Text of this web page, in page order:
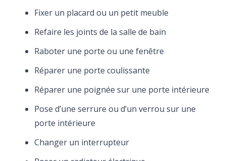
Fixer un placard ou un petit meuble
Refaire les joints de la salle de bain
Raboter une porte ou une fenêtre
Réparer une porte coulissante
Réparer une poignée sur une porte intérieure
Pose d’une serrure ou d’un verrou sur une
porte intérieure
Changer un interrupteur